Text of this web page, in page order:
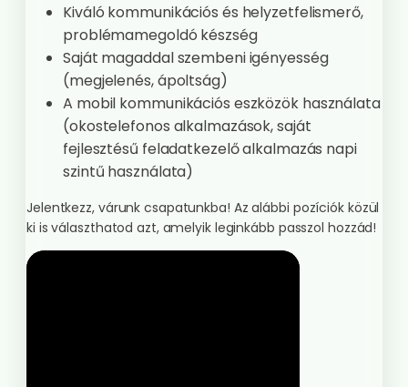
Kiváló kommunikációs és helyzetfelismerő,
problémamegoldó készség
Saját magaddal szembeni igényesség
(megjelenés, ápoltság)
A mobil kommunikációs eszközök használata
(okostelefonos alkalmazások, saját
fejlesztésű feladatkezelő alkalmazás napi
szintű használata)
Jelentkezz, várunk csapatunkba! Az alábbi pozíciók közül
ki is választhatod azt, amelyik leginkább passzol hozzád!